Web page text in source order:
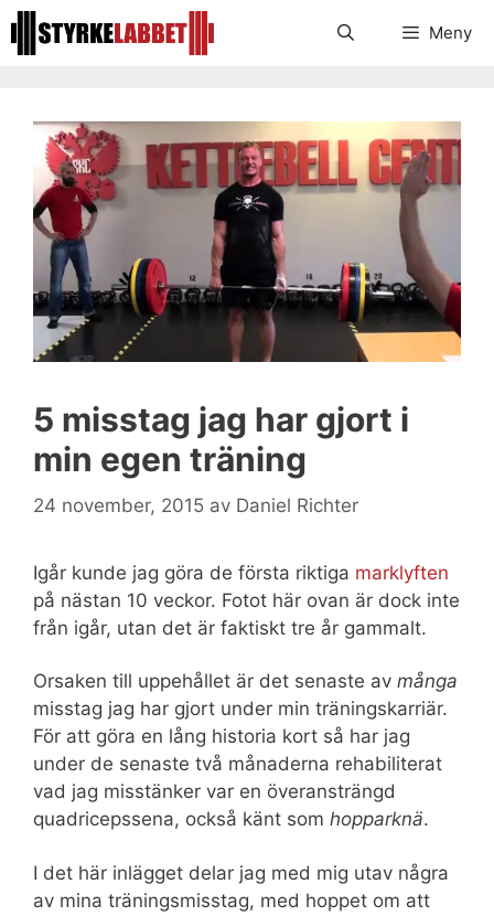
Hoppa
till
Meny
5 misstag jag har gjort i
min egen träning
24 november, 2015 av Daniel Richter
Igår kunde jag göra de första riktiga marklyften
på nästan 10 veckor. Fotot här ovan är dock inte
från igår, utan det är faktiskt tre år gammalt.
Orsaken till uppehållet är det senaste av många
misstag jag har gjort under min träningskarriär.
För att göra en lång historia kort så har jag
under de senaste två månaderna rehabiliterat
vad jag misstänker var en överansträngd
quadricepssena, också känt som hopparknä.
I det här inlägget delar jag med mig utav några
av mina träningsmisstag, med hoppet om att